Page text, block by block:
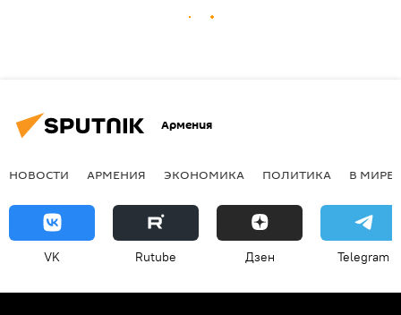
Армения
НОВОСТИ АРМЕНИЯ ЭКОНОМИКА ПОЛИТИКА В МИРЕ
VK Rutube Дзен Telegram